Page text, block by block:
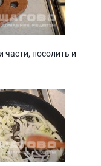
части, посолить и